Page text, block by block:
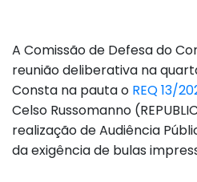
A Comissão de Defesa do
reunião deliberativa na
Consta na pauta o REQ 13/
Celso Russomanno
realização de Audiência
da exigência de bulas